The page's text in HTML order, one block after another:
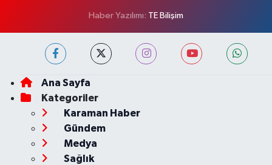
Haber Yazılımı: TE Bilişim
Ana Sayfa
Kategoriler
Karaman Haber
Gündem
Medya
Sağlık